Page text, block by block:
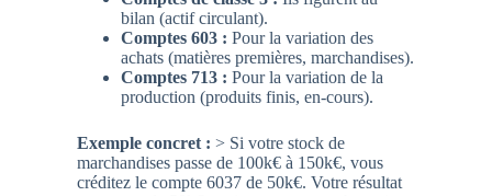
bilan (actif circulant).
Comptes 603 : Pour la variation des
achats (matières premières, marchandises).
Comptes 713 : Pour la variation de la
production (produits finis, en-cours).
Exemple concret : > Si votre stock de
marchandises passe de 100k€ à 150k€, vous
créditez le compte 6037 de 50k€. Votre résultat